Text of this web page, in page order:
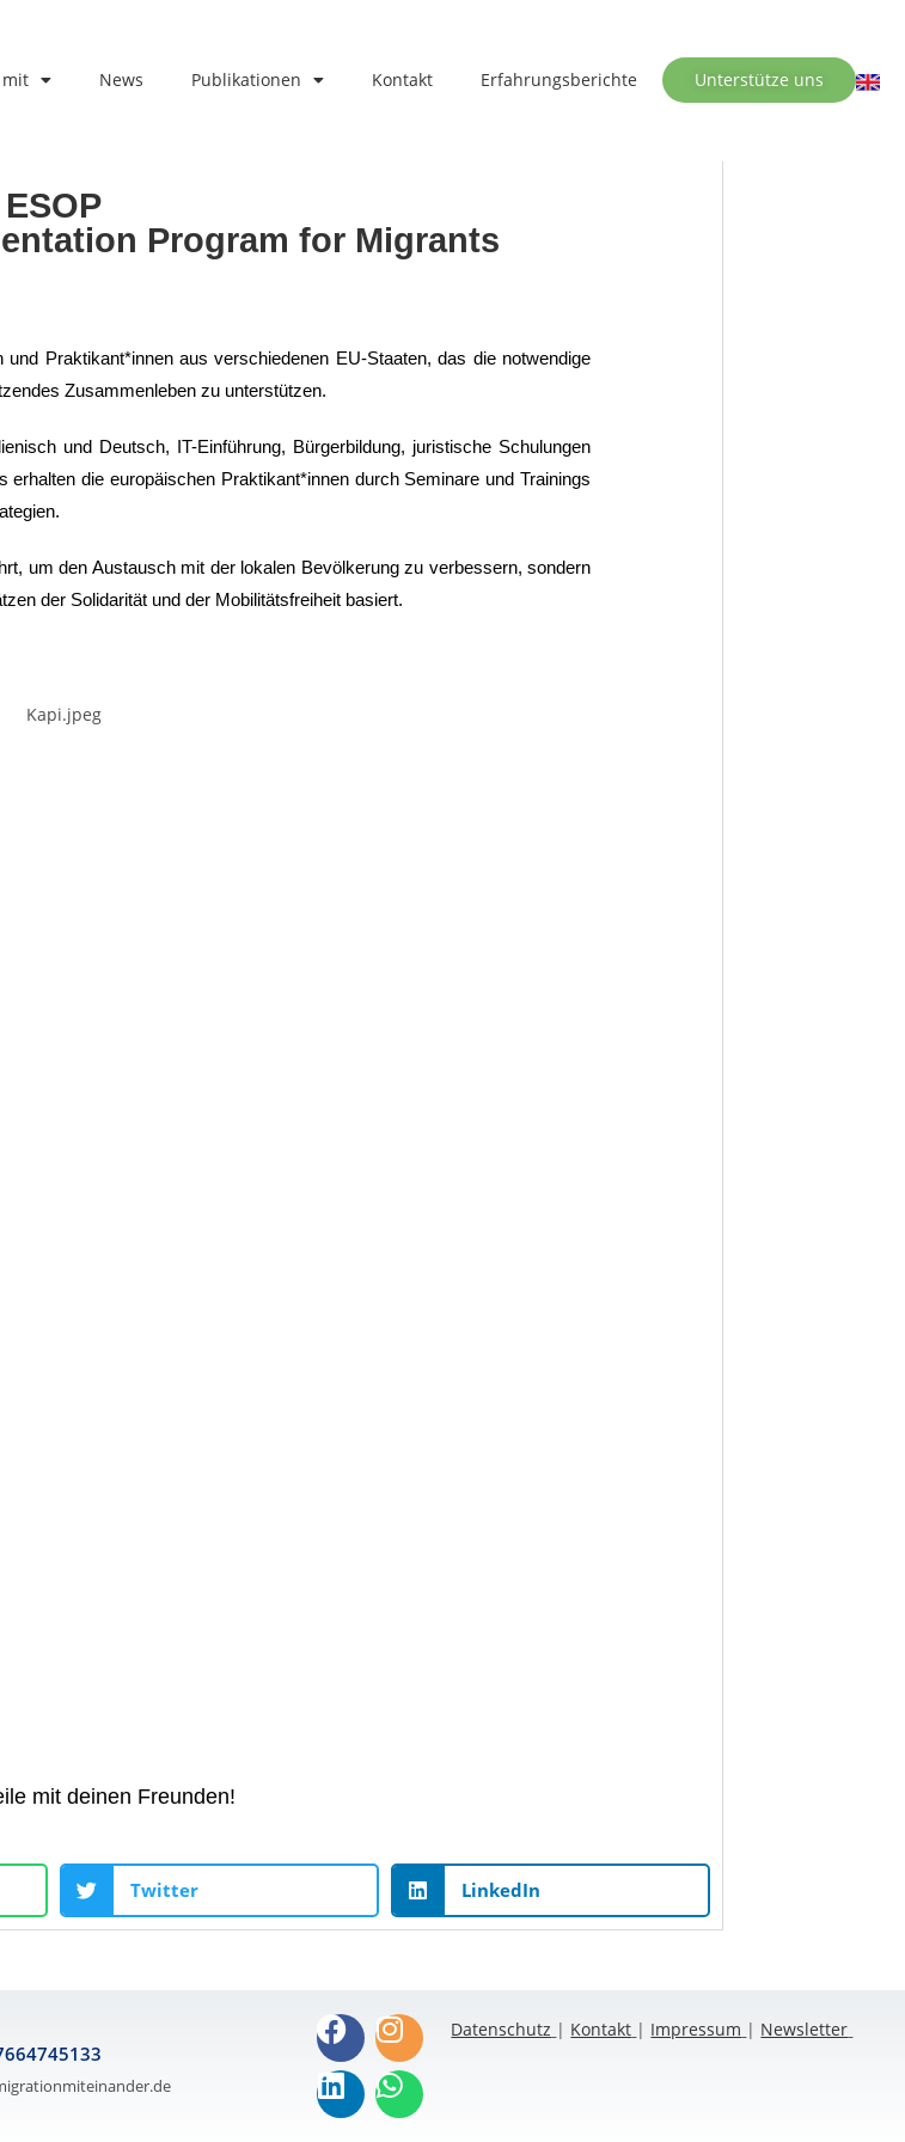
mit News Publikationen Kontakt Erfahrungsberichte Unterstütze uns
ESOP
Program for Migrants
Praktikant*innen aus verschiedenen EU-Staaten, das die notwendige
Zusammenleben zu unterstützen.
und Deutsch, IT-Einführung, Bürgerbildung, juristische Schulungen
die europäischen Praktikant*innen durch Seminare und Trainings
um den Austausch mit der lokalen Bevölkerung zu verbessern, sondern
der Solidarität und der Mobilitätsfreiheit basiert.
mit deinen Freunden!
Twitter LinkedIn
Datenschutz | Kontakt | Impressum | Newsletter